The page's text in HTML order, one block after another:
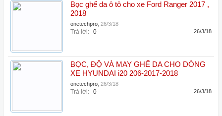
Bọc ghế da ô tô cho xe Ford Ranger 2017 ,
2018
onetechpro 26/3/18
Trả lời: 0 26/3/18
BỌC, ĐỘ VÀ MAY GHẾ DA CHO DÒNG
XE HYUNDAI i20 206-2017-2018
onetechpro 26/3/18
Trả lời: 0 26/3/18